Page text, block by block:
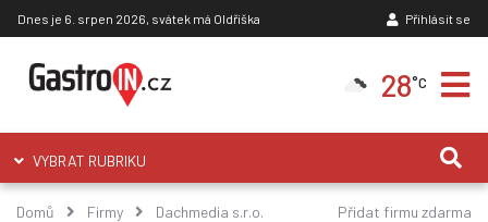
Dnes je 6. srpen 2026, svátek má Oldřiška Přihlásit se
28°C
VYBRAT RUBRIKU
Domů Firmy Dachmedia s.r.o. Přidat firmu zdarma